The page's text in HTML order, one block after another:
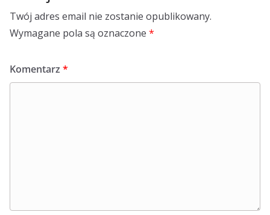
Twój adres email nie zostanie opublikowany.
Wymagane pola są oznaczone *
Komentarz *